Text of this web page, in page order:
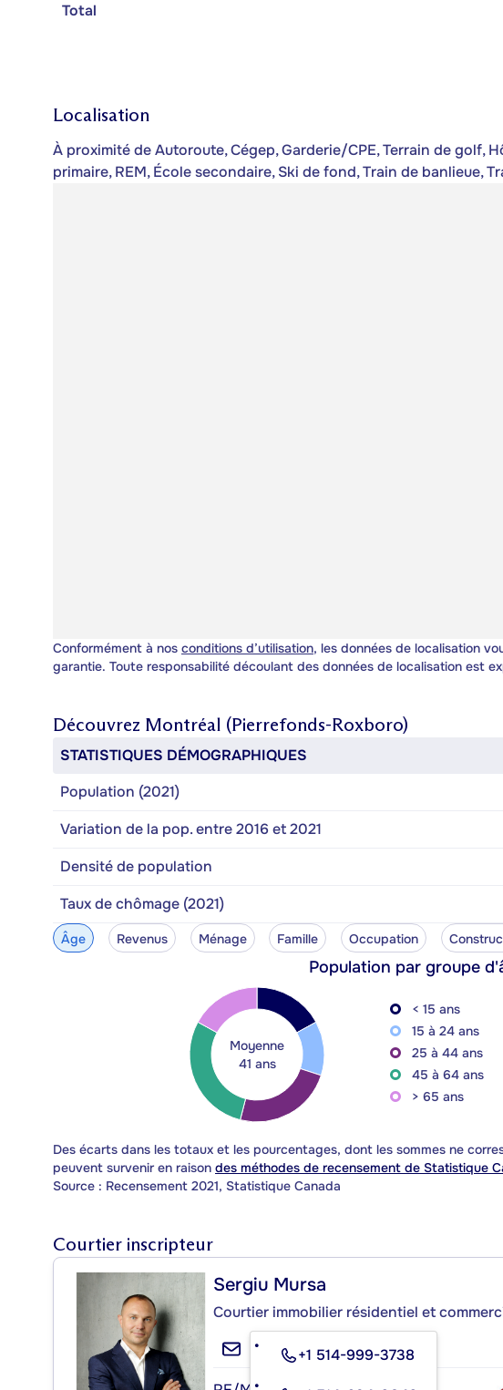
Total
Localisation
À proximité de Autoroute, Cégep, Garderie/CPE, Terrain de golf,
primaire, REM, École secondaire, Ski de fond, Train de banlieue,
Conformément à nos conditions d’utilisation, les données de localisation
garantie. Toute responsabilité découlant des données de localisation est
Découvrez Montréal (Pierrefonds-Roxboro)
STATISTIQUES DÉMOGRAPHIQUES
Population (2021)
Variation de la pop. entre 2016 et 2021
Densité de population
Taux de chômage (2021)
Âge Revenus Ménage Famille Occupation
Population par groupe
Moyenne
41 ans
< 15 ans
15 à 24 ans
25 à 44 ans
45 à 64 ans
> 65 ans
Des écarts dans les totaux et les pourcentages, dont les sommes ne
peuvent survenir en raison des méthodes de recensement de Statistique
Source : Recensement 2021, Statistique Canada
Courtier inscripteur
Sergiu Mursa
Courtier immobilier résidentiel et
+1 514-999-3738